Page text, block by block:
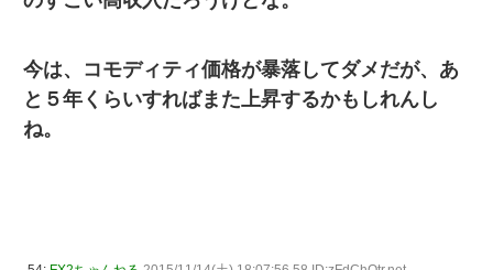
今は、コモディティ価格が暴落してダメだが、あ
と５年くらいすればまた上昇するかもしれんし
ね。